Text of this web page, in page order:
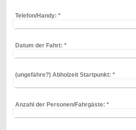
Telefon/Handy: *
Datum der Fahrt: *
(ungefähre?) Abholzeit Startpunkt: *
Anzahl der Personen/Fahrgäste: *